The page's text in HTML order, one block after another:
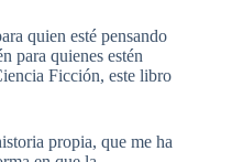
quien esté pensando
para quienes estén
Ficción, este libro
propia, que me ha